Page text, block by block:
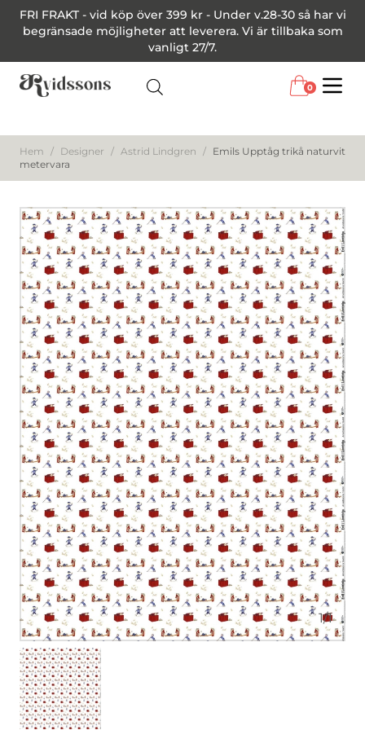
FRI FRAKT - vid köp över 399 kr - Under v.28-30 så har vi
begränsade möjligheter att leverera. Vi är tillbaka som
vanligt 27/7.
0
Hem / Designer / Astrid Lindgren / Emils Upptåg trikå naturvit
metervara
1/1